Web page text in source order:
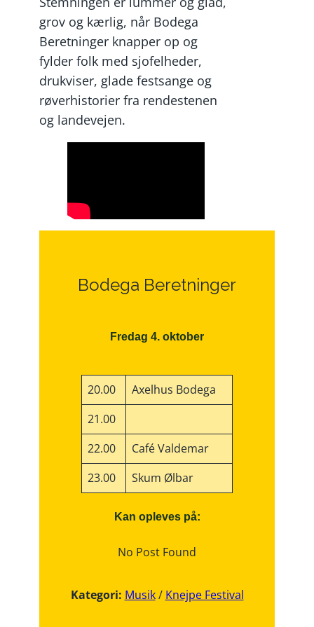
grov og kærlig, når Bodega
Beretninger knapper op og
fylder folk med sjofelheder,
drukviser, glade festsange og
røverhistorier fra rendestenen
og landevejen.
Bodega Beretninger
Fredag 4. oktober
20.00
Axelhus Bodega
21.00
22.00
Café Valdemar
23.00
Skum Ølbar
Kan opleves på:
No Post Found
Kategori: Musik/ Knejpe Festival